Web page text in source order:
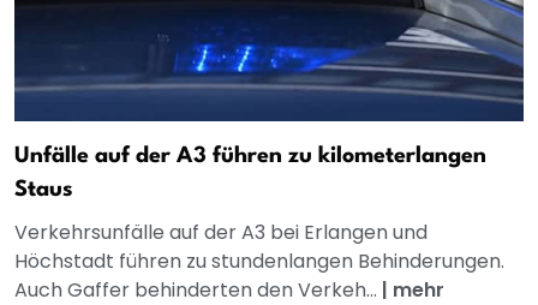
Unfälle auf der A3 führen zu kilometerlangen
Staus
Verkehrsunfälle auf der A3 bei Erlangen und
Höchstadt führen zu stundenlangen Behinderungen.
Auch Gaffer behinderten den Verkeh... | mehr